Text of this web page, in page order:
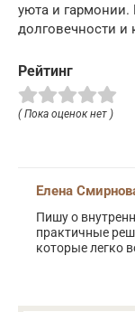
уюта и гармонии.
долговечности
Рейтинг
( Пока оценок нет )
Елена
Пишу о
практичные
которые легко